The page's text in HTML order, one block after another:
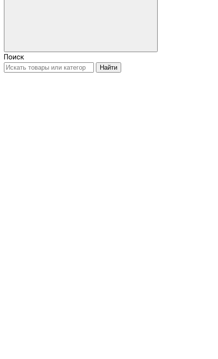
Поиск
Найти